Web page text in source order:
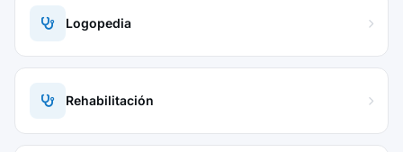
Logopedia
Rehabilitación